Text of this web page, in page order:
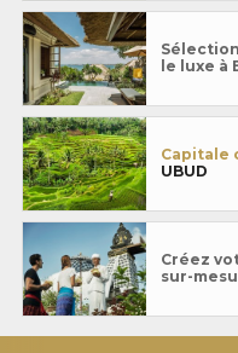
Sélection
le luxe à
Capitale
UBUD
Créez
sur-